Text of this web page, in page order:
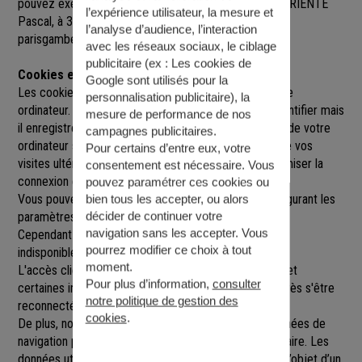
pouvez exercer sur simple demande auprès de M. PARIENTE
Pascal, à 37 AV GAMBETTA, 75020 PARIS,
parisgambetta@agence.generali.fr.
Cookies et sessions
Les cookies sont de petits fichiers implantés sur votre
ordinateur. Un cookie ne nous permet pas de vous identifier mais
il enregistre des informations relatives à la navigation de votre
ordinateur sur notre site que nous pourrons lire lors de vos
visites ultérieures afin de faciliter la navigation, d'optimiser la
connexion et de personnaliser l'utilisation du site.
Vous pouvez refuser l'utilisation des cookies en configurant les
paramètres de votre navigateur Internet.
Cependant le fait de refuser les cookies peut rendre
indisponibles toutes ou certaines parties du site.
L'accès client est construit avec un délai de session, et
certaines informations ne seront remises à jour qu'après s'être
reconnecté sur le site.
De plus, nous pouvons être amenés à utiliser vos données de
navigation par le biais de cookies gérés par un partenaire. Les
l’expérience utilisateur, la mesure et
l’analyse d’audience, l’interaction
avec les réseaux sociaux, le ciblage
publicitaire (ex : Les cookies de
Google sont utilisés pour la
personnalisation publicitaire), la
mesure de performance de nos
campagnes publicitaires.
Pour certains d’entre eux, votre
consentement est nécessaire. Vous
pouvez paramétrer ces cookies ou
bien tous les accepter, ou alors
décider de continuer votre
navigation sans les accepter. Vous
pourrez modifier ce choix à tout
moment.
Pour plus d’information, consulter
notre politique de gestion des
cookies.